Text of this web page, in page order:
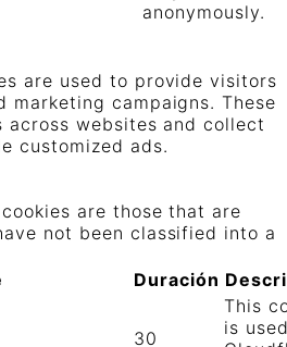
anonymously.
are used to provide visitors
marketing campaigns. These
across websites and collect
customized ads.
are those that are
not been classified into a
Duración
30
This
is